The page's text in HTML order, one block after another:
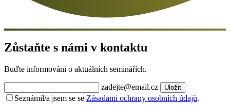
Zůstaňte s námi v kontaktu
Buďte informováni o aktuálních seminářích.
zadejte@email.cz Uložit
Seznámil/a jsem se se Zásadami ochrany osobních údajů.